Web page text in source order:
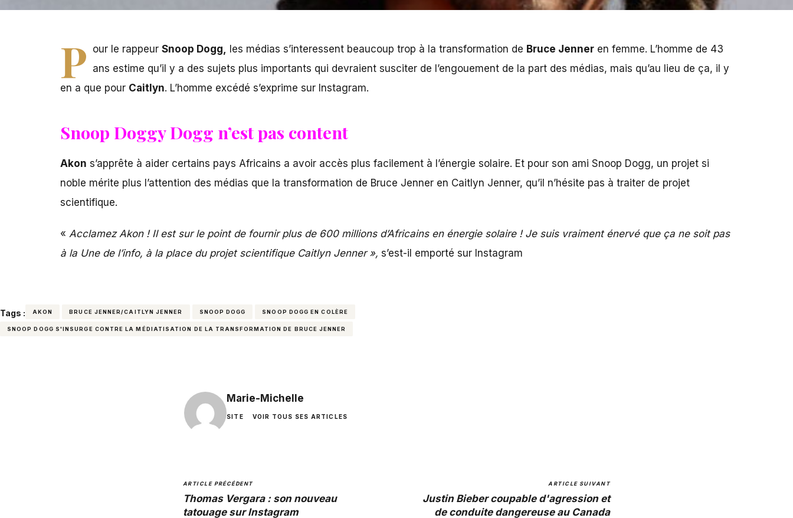
P our le rappeur Snoop Dogg, les médias s’interessent beaucoup trop à la transformation de Bruce Jenneren femme. L’homme de 43
ans estime qu’il y a des sujets plus importants qui devraient susciter de l’engouement de la part des médias, mais qu’au lieu de ça, il y
en a que pour Caitlyn. L’homme excédé s’exprime sur Instagram.
Snoop Doggy Dogg n’est pas content
Akon s’apprête à aider certains pays Africains a avoir accès plus facilement à l’énergie solaire. Et pour son ami Snoop Dogg, un projet si
noble mérite plus l’attention des médias que la transformation de Bruce Jenner en Caitlyn Jenner, qu’il n’hésite pas à traiter de projet
scientifique.
« Acclamez Akon ! Il est sur le point de fournir plus de 600 millions d’Africains en énergie solaire ! Je suis vraiment énervé que ça ne soit pas
à la Une de l’info, à la place du projet scientifique Caitlyn Jenner », s’est-il emporté sur Instagram
Tags : AKON BRUCE JENNER/CAITLYN JENNER SNOOP DOGG SNOOP DOGG EN COLÈRE
SNOOP DOGG S'INSURGE CONTRE LA MÉDIATISATION DE LA TRANSFORMATION DE BRUCE JENNER
Marie-Michelle
SITE VOIR TOUS SES ARTICLES
ARTICLE PRÉCÉDENT
Thomas Vergara : son nouveau
tatouage sur Instagram
ARTICLE SUIVANT
Justin Bieber coupable d'agression et
de conduite dangereuse au Canada